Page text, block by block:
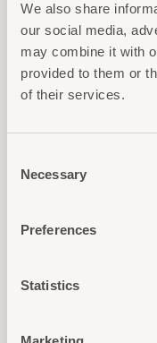
We also share
our social media,
may combine it with
provided to them or
of their services.
Selection
Necessary
Preferences
Statistics
Diese
interessieren